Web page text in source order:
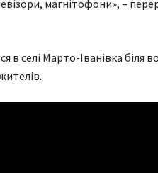
магнітофони», –
в селі Марто-Іванівка біля